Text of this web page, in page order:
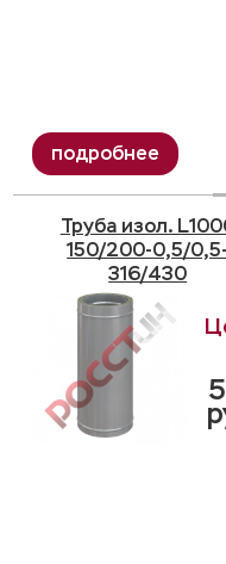
Труба изол.
150/200-0,5/0,5-
316/430